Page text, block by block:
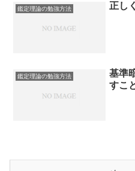
鑑定理論の勉強方法 正し
鑑定理論の勉強方法
基準
すこ